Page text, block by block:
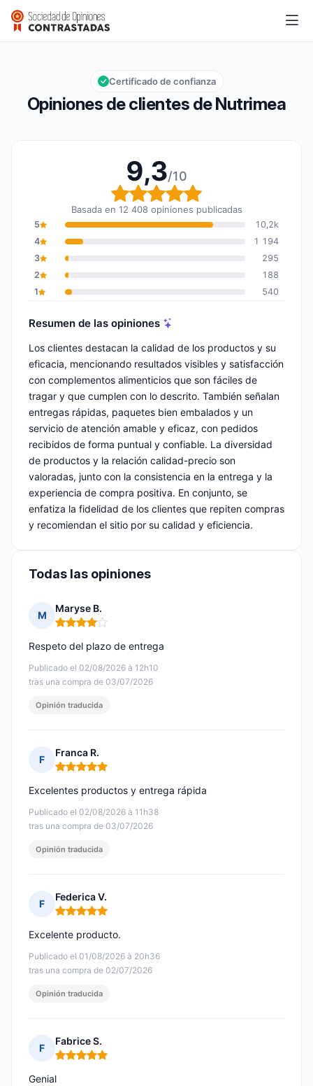
Nutrimea
Calificación global: 9,3 de 10
9,3/10
Opiniones de clientes de Nutrimea
Certificado de confianza
9,3/10
Calificación global: 9,3
Basada en 12 408 opiniones publicadas
5
10,2k
4
1 194
3
295
2
188
1
540
Resumen de las opiniones
Los clientes destacan la calidad de los productos y su
eficacia, mencionando resultados visibles y satisfacción
con complementos alimenticios que son fáciles de
tragar y que cumplen con lo descrito. También señalan
entregas rápidas, paquetes bien embalados y un
servicio de atención amable y eficaz, con pedidos
recibidos de forma puntual y confiable. La diversidad
de productos y la relación calidad-precio son
valoradas, junto con la consistencia en la entrega y la
experiencia de compra positiva. En conjunto, se
enfatiza la fidelidad de los clientes que repiten compras
y recomiendan el sitio por su calidad y eficiencia.
Todas las opiniones
M
Maryse B.
Nota: 4 de 5
Publicado el 02/08/2026 à 12h10
tras una compra de 03/07/2026
Respeto del plazo de entrega
Opinión traducida
F
Franca R.
Nota: 5 de 5
Publicado el 02/08/2026 à 11h38
tras una compra de 03/07/2026
Excelentes productos y entrega rápida
Opinión traducida
F
Federica V.
Nota: 5 de 5
Publicado el 01/08/2026 à 20h36
tras una compra de 02/07/2026
Excelente producto.
Opinión traducida
F
Fabrice S.
Nota: 5 de 5
Genial